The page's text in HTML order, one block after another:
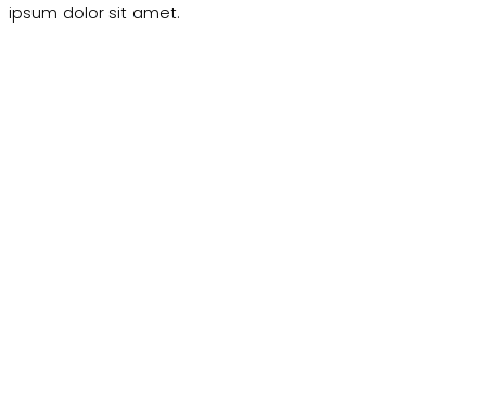
ipsum dolor sit amet.